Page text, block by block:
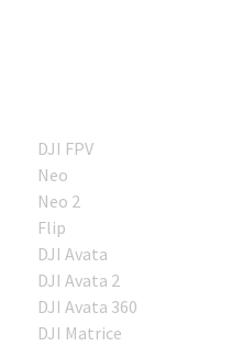
DJI FPV
Neo
Neo 2
Flip
DJI Avata
DJI Avata 2
DJI Avata 360
DJI Matrice